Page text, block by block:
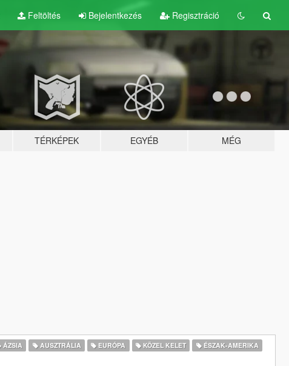
Feltöltés Bejelentkezés Regisztráció
TÉRKÉPEK EGYÉB MÉG
ÁZSIA AUSZTRÁLIA EURÓPA KÖZEL KELET
ÉSZAK-AMERIKA